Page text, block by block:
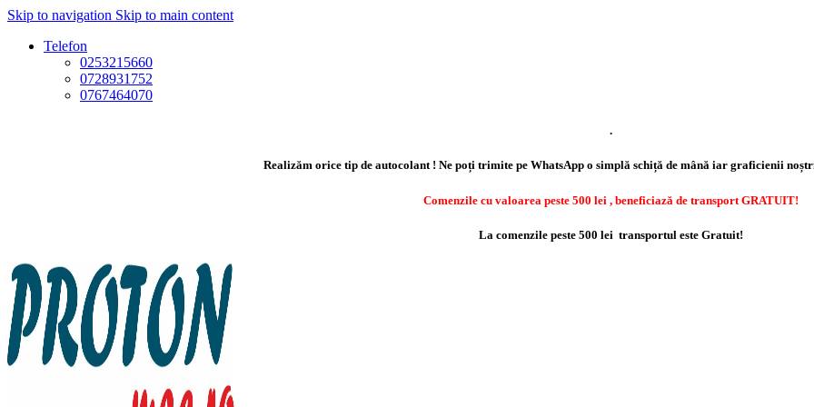
Skip to navigation Skip to main content
Telefon
0253215660
0728931752
0767464070
.
Realizăm orice tip de autocolant ! Ne poți trimite pe WhatsApp o simplă schiță de mână iar graficienii
Comenzile cu valoarea peste 500 lei , beneficiază de transport GRATUIT!
La comenzile peste 500 lei transportul este Gratuit!